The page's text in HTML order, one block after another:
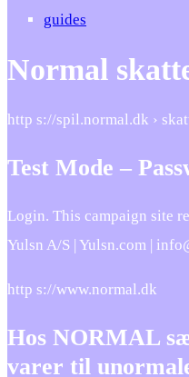
guides
Normal
http s://spil.normal.dk ›
Test Mode –
Login. This campaign site
Yulsn A/S | Yulsn.com |
http s://www.normal.dk
Hos NORMAL
varer til